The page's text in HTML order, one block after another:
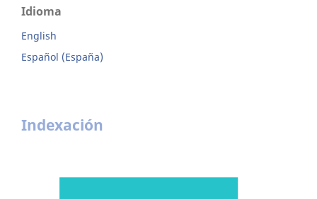
Idioma
English
Español (España)
Indexación